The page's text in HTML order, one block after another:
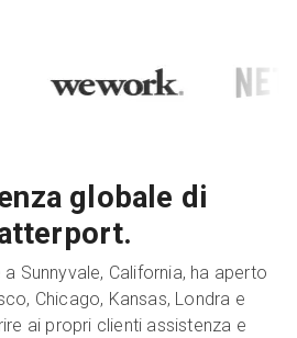
globale di
Sunnyvale, California, ha aperto
Chicago, Kansas, Londra e
ai propri clienti assistenza e